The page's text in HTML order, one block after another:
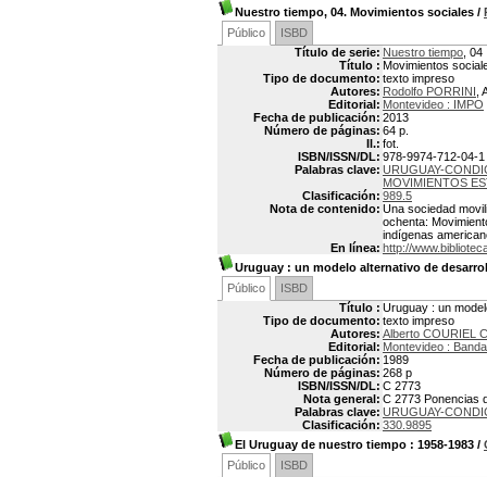
Nuestro tiempo, 04. Movimientos sociales /
Público
ISBD
Título de serie: Nuestro tiempo , 04
Título : Movimientos
Tipo de documento: texto impreso
Autores: Rodolfo PORRINI ,
Editorial: Montevideo : IMPO
Fecha de publicación: 2013
Número de páginas: 64 p.
Il.: fot.
ISBN/ISSN/DL: 978-9974-712-04-1
Palabras clave: URUGUAY-
MOVIMIENTOS
Clasificación: 989.5
Nota de contenido: Una sociedad
ochenta:
indígenas
En línea: http://
Uruguay : un modelo alternativo de
Público
ISBD
Título : Uruguay : un
Tipo de documento: texto impreso
Autores: Alberto COURIEL
Editorial: Montevideo :
Fecha de publicación: 1989
Número de páginas: 268 p
ISBN/ISSN/DL: C 2773
Nota general: C 2773 Ponencias
Palabras clave: URUGUAY-
Clasificación: 330.9895
El Uruguay de nuestro tiempo : 1958-1983 /
Público
ISBD